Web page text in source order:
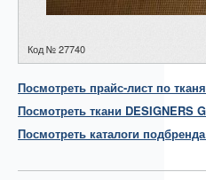
Код № 27740
Посмотреть прайс-лист по
Посмотреть ткани DESIGNERS
Посмотреть каталоги